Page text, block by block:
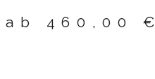
ab 460,00 €